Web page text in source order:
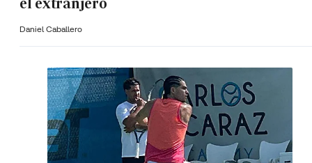
Daniel Caballero